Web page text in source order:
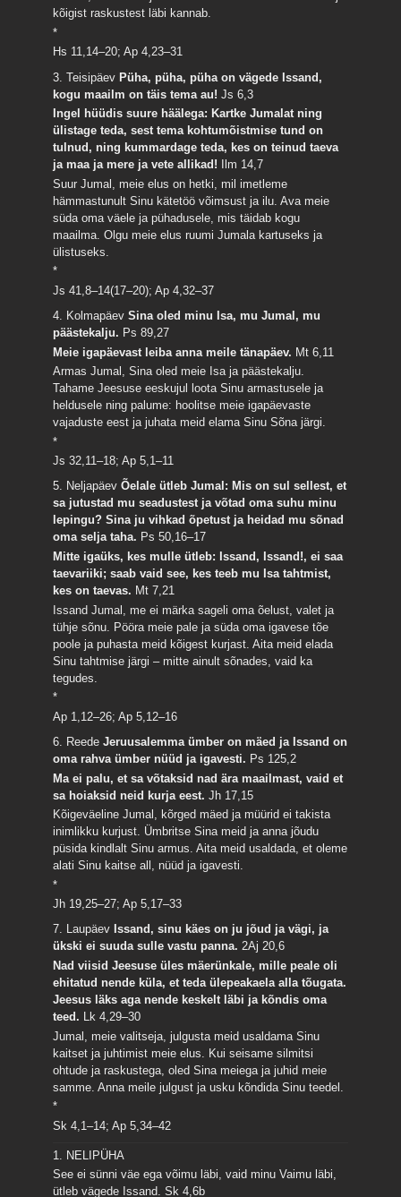
kõigist raskustest läbi kannab.
*
Hs 11,14–20; Ap 4,23–31
3. TeisipäevPüha, püha, püha on vägede Issand,
kogu maailm on täis tema au!Js 6,3
Ingel hüüdis suure häälega: Kartke Jumalat ning
ülistage teda, sest tema kohtumõistmise tund on
tulnud, ning kummardage teda, kes on teinud taeva
ja maa ja mere ja vete allikad!
Ilm 14,7
Suur Jumal, meie elus on hetki, mil imetleme
hämmastunult Sinu kätetöö võimsust ja ilu. Ava meie
süda oma väele ja pühadusele, mis täidab kogu
maailma. Olgu meie elus ruumi Jumala kartuseks ja
ülistuseks.
*
Js 41,8–14(17–20); Ap 4,32–37
4. KolmapäevSina oled minu Isa, mu Jumal, mu
päästekalju. Ps 89,27
Meie igapäevast leiba anna meile tänapäev. Mt 6,11
Armas Jumal, Sina oled meie Isa ja päästekalju.
Tahame Jeesuse eeskujul loota Sinu armastusele ja
heldusele ning palume: hoolitse meie igapäevaste
vajaduste eest ja juhata meid elama Sinu Sõna järgi.
*
Js 32,11–18; Ap 5,1–11
5. NeljapäevÕelale ütleb Jumal: Mis on sul sellest, et
sa jutustad mu seadustest ja võtad oma suhu minu
lepingu? Sina ju vihkad õpetust ja heidad mu sõnad
oma selja taha. Ps 50,16–17
Mitte igaüks, kes mulle ütleb: Issand, Issand!, ei saa
taevariiki; saab vaid see, kes teeb mu Isa tahtmist,
kes on taevas. Mt 7,21
Issand Jumal, me ei märka sageli oma õelust, valet ja
tühje sõnu. Pööra meie pale ja süda oma igavese tõe
poole ja puhasta meid kõigest kurjast. Aita meid elada
Sinu tahtmise järgi – mitte ainult sõnades, vaid ka
tegudes.
*
Ap 1,12–26; Ap 5,12–16
6. ReedeJeruusalemma ümber on mäed ja Issand on
oma rahva ümber nüüd ja igavesti. Ps 125,2
Ma ei palu, et sa võtaksid nad ära maailmast, vaid et
sa hoiaksid neid kurja eest.Jh 17,15
Kõigeväeline Jumal, kõrged mäed ja müürid ei takista
inimlikku kurjust. Ümbritse Sina meid ja anna jõudu
püsida kindlalt Sinu armus. Aita meid usaldada, et oleme
alati Sinu kaitse all, nüüd ja igavesti.
*
Jh 19,25–27; Ap 5,17–33
7. Laupäev Issand, sinu käes on ju jõud ja vägi, ja
ükski ei suuda sulle vastu panna.2Aj 20,6
Nad viisid Jeesuse üles mäerünkale, mille peale oli
ehitatud nende küla, et teda ülepeakaela alla tõugata.
Jeesus läks aga nende keskelt läbi ja kõndis oma
teed.
Lk 4,29–30
Jumal, meie valitseja, julgusta meid usaldama Sinu
kaitset ja juhtimist meie elus. Kui seisame silmitsi
ohtude ja raskustega, oled Sina meiega ja juhid meie
samme. Anna meile julgust ja usku kõndida Sinu teedel.
*
Sk 4,1–14; Ap 5,34–42
1. NELIPÜHA
See ei sünni väe ega võimu läbi, vaid minu Vaimu läbi,
ütleb vägede Issand.Sk 4,6b